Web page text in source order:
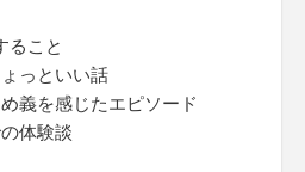
ること
っといい話
義を感じたエピソード
体験談